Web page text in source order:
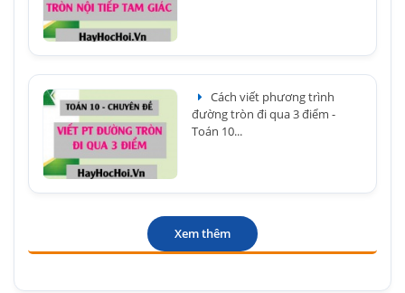
Cách viết phương trình
đường tròn đi qua 3 điểm -
Toán 10...
Xem thêm